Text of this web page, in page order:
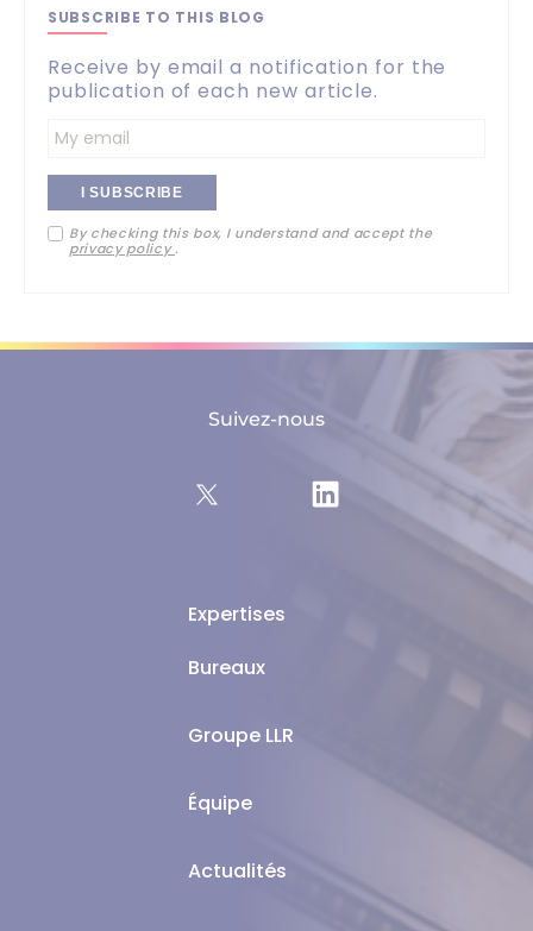
SUBSCRIBE TO THIS BLOG
Receive by email a notification for the
publication of each new article.
Entrez
votre
adresse
By checking this box, I understand and accept the
privacy policy.
Expertises
Bureaux
Groupe LLR
Équipe
Actualités
Suivez-nous